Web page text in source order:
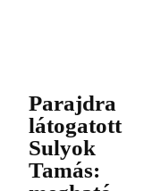
Parajdra
látogatott
Sulyok
Tamás: